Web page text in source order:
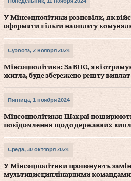
У Мінсоцполітики розповіли, як
оформити пільги на оплату
Суббота, 2 ноября 2024
Мінсоцполітики: За ВПО, які
житла, буде збережено решту виплат
Пятница, 1 ноября 2024
Мінсоцполітики: Шахраї
повідомлення щодо державних
Среда, 30 октября 2024
У Мінсоцполітики пропонують
мультидисциплінарними командами